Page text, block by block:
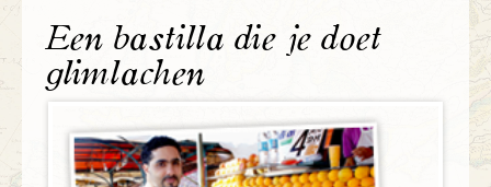
Een bastilla die je doet
glimlachen